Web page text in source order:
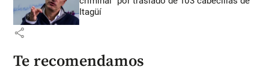
Itagüí
share
Te recomendamos